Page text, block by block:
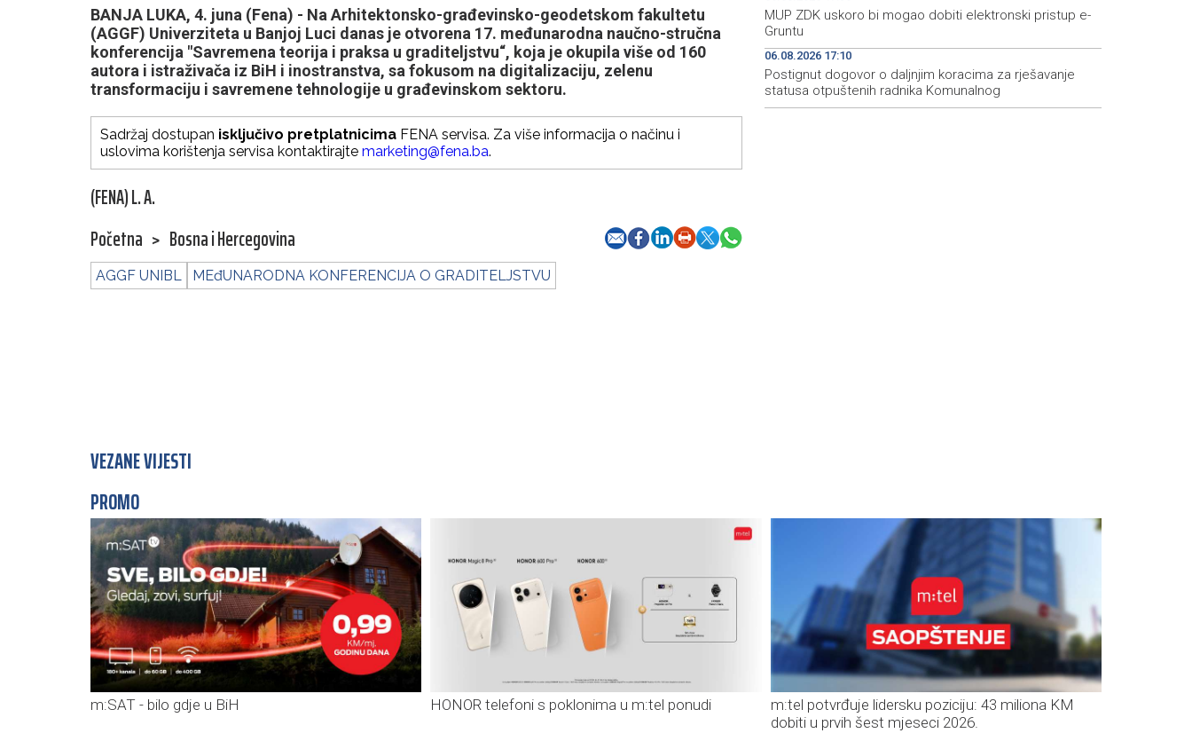
BANJA LUKA, 4. juna (Fena) - Na Arhitektonsko-građevinsko-geodetskom fakultetu
(AGGF) Univerziteta u Banjoj Luci danas je otvorena 17. međunarodna naučno-stručna
konferencija "Savremena teorija i praksa u graditeljstvu“, koja je okupila više od 160
autora i istraživača iz BiH i inostranstva, sa fokusom na digitalizaciju, zelenu
transformaciju i savremene tehnologije u građevinskom sektoru.
Sadržaj dostupan isključivo pretplatnicima FENA servisa. Za više informacija o načinu i
uslovima korištenja servisa kontaktirajte marketing@fena.ba.
(FENA) L. A.
Početna > Bosna i Hercegovina
AGGF UNIBL MEđUNARODNA KONFERENCIJA O GRADITELJSTVU
MUP ZDK uskoro bi mogao dobiti elektronski pristup e-
Gruntu
06.08.2026 17:10
Postignut dogovor o daljnjim koracima za rješavanje
statusa otpuštenih radnika Komunalnog
VEZANE VIJESTI
PROMO
m:SAT - bilo gdje u BiH HONOR telefoni s poklonima u m:tel ponudi
m:tel potvrđuje lidersku poziciju: 43 miliona KM
dobiti u prvih šest mjeseci 2026.